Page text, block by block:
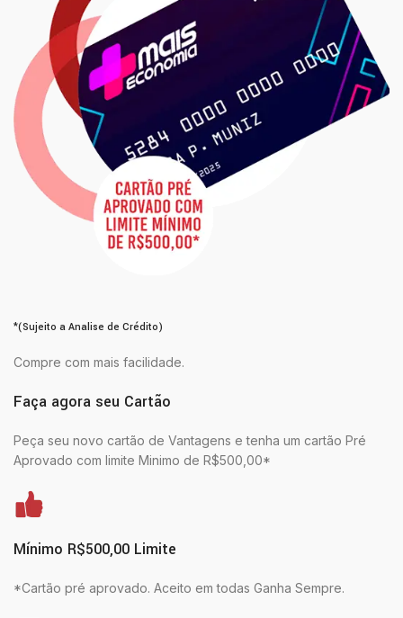
*(Sujeito a Analise de Crédito)
Compre com mais facilidade.
Faça agora seu Cartão
Peça seu novo cartão de Vantagens e tenha um cartão Pré
Aprovado com limite Minimo de R$500,00*
Mínimo R$500,00 Limite
*Cartão pré aprovado. Aceito em todas Ganha Sempre.